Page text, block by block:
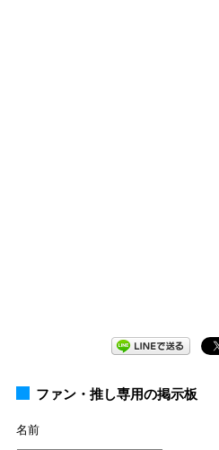
ファン・推し専用の掲示板
名前